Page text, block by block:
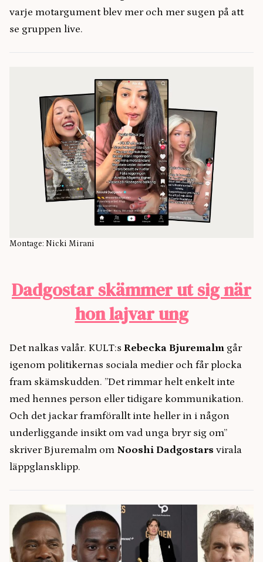
varje motargument blev mer och mer sugen på att
se gruppen live.
Montage: Nicki Mirani
Dadgostar skämmer ut sig när
hon lajvar ung
Det nalkas valår. KULT:s Rebecka Bjuremalm går
igenom politikernas sociala medier och får plocka
fram skämskudden. ”Det rimmar helt enkelt inte
med hennes person eller tidigare kommunikation.
Och det jackar framförallt inte heller in i någon
underliggande insikt om vad unga bryr sig om”
skriver Bjuremalm om Nooshi Dadgostars virala
läppglansklipp.